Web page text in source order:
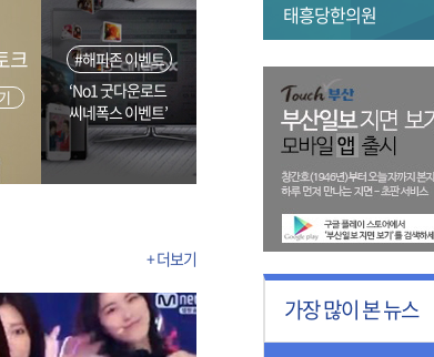
크
#해피존 이벤트
‘No1 굿다운로드
씨네폭스 이벤트’
+ 더보기
태흥당한의원
가장 많이 본 뉴스